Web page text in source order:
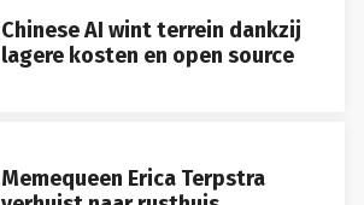
Chinese AI wint terrein dankzij
lagere kosten en open source
Memequeen Erica Terpstra